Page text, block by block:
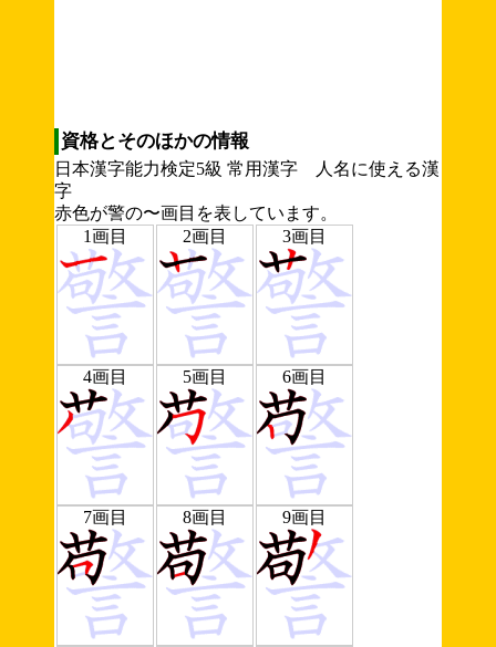
資格とそのほかの情報
日本漢字能力検定5級 常用漢字 人名に使える漢
字
赤色が警の〜画目を表しています。
1画目
2画目 3画目
4画目 5画目 6画目
7画目 8画目 9画目